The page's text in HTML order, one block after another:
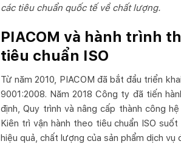
các tiêu chuẩn quốc tế về chất lượng.
PIACOM và hành trình
tiêu chuẩn ISO
Từ năm 2010, PIACOM đã bắt đầu triển
9001:2008. Năm 2018 Công ty đã tiến
định, Quy trình và nâng cấp thành công
Kiên trì vận hành theo tiêu chuẩn ISO
hiệu quả, chất lượng của sản phẩm dịch vụ